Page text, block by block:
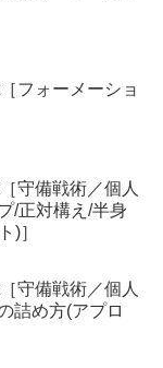
フォーメーショ
守備戦術／個人
/正対構え/半身
)］
守備戦術／個人
詰め方(アプロ